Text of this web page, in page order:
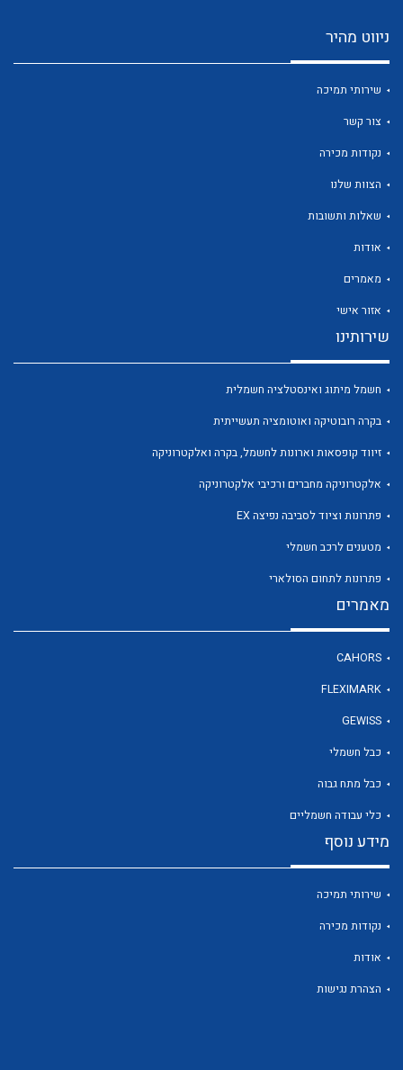
לכל מוצרי היצרן
ניווט מהיר
שירותי תמיכה
צור קשר
נקודות מכירה
הצוות שלנו
שאלות ותשובות
אודות
מאמרים
אזור אישי
שירותינו
חשמל מיתוג ואינסטלציה חשמלית
בקרה רובוטיקה ואוטומציה תעשייתית
זיווד קופסאות וארונות לחשמל, בקרה ואלקטרוניקה
אלקטרוניקה מחברים ורכיבי אלקטרוניקה
פתרונות וציוד לסביבה נפיצה EX
מטענים לרכב חשמלי
פתרונות לתחום הסולארי
מאמרים
CAHORS
FLEXIMARK
GEWISS
כבל חשמלי
כבל מתח גבוה
כלי עבודה חשמליים
מידע נוסף
שירותי תמיכה
נקודות מכירה
אודות
הצהרת נגישות